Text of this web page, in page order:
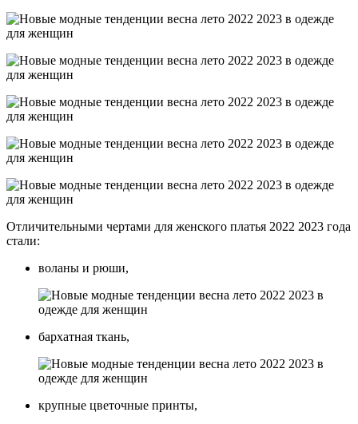
Отличительными чертами для женского платья 2022 2023 года
стали:
воланы и рюши,
бархатная ткань,
крупные цветочные принты,